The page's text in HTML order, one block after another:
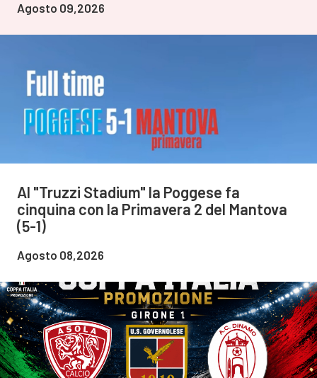
Agosto 09,2026
Al "Truzzi Stadium" la Poggese fa
cinquina con la Primavera 2 del Mantova
(5-1)
Agosto 08,2026